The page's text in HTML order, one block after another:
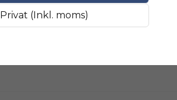
Fråga oss något om
Namn
SLIPMATERIAL Smala
Privat (Inkl. moms)